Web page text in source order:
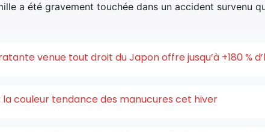
a été gravement touchée dans un accident survenu
venue tout droit du Japon offre jusqu’à +180 %
la couleur tendance des manucures cet hiver